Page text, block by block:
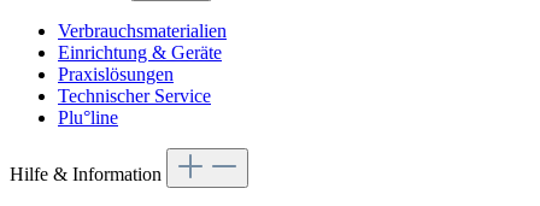
Verbrauchsmaterialien
Einrichtung & Geräte
Praxislösungen
Technischer Service
Plu°line
Hilfe & Information